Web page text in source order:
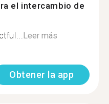
el intercambio de
Leer más
Obtener la app